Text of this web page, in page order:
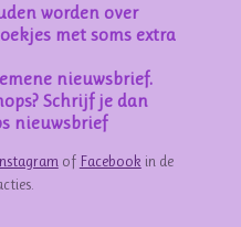
worden over
met soms extra
nieuwsbrief.
Schrijf je dan
nieuwsbrief
of Facebook in de